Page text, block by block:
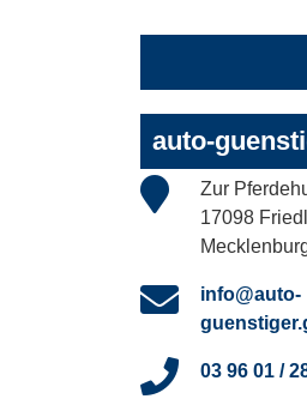
auto-
Zur
17098
info@auto-
03 96 01 /